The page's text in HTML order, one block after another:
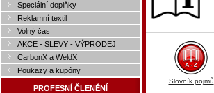
Speciální doplňky
Reklamní textil
Volný čas
AKCE - SLEVY - VÝPRODEJ
CarbonX a WeldX
Poukazy a kupóny
PROFESNÍ ČLENĚNÍ
Slovník pojmů